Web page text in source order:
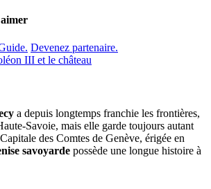
Devenez partenaire.
a depuis longtemps franchie les frontières,
Savoie, mais elle garde toujours autant
des Comtes de Genève, érigée en
savoyarde possède une longue histoire à